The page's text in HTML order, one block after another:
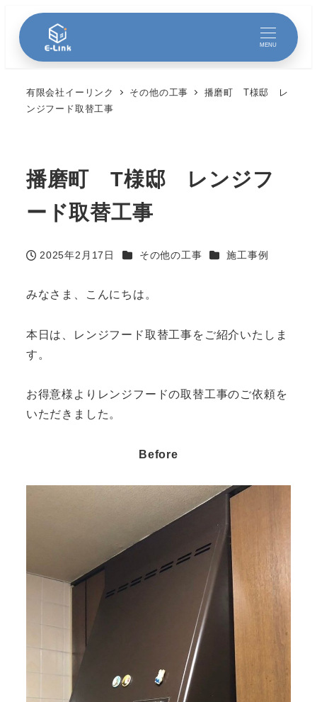
MENU
有限会社イーリンク その他の工事
播磨町 T様邸 レ
ンジフード取替工事
播磨町 T様邸 レンジフ
ード取替工事
投稿日
2025年2月17日 カテゴリー
その他の工事 カテゴリー
施工事例
みなさま、こんにちは。
本日は、レンジフード取替工事をご紹介いたしま
す。
お得意様よりレンジフードの取替工事のご依頼を
いただきました。
Before